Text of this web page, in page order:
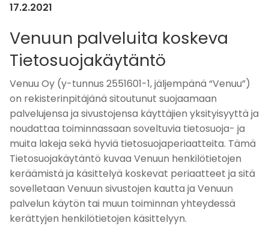
17.2.2021
Venuun palveluita koskeva
Tietosuojakäytäntö
Venuu Oy (y-tunnus 2551601-1, jäljempänä “Venuu”)
on rekisterinpitäjänä sitoutunut suojaamaan
palvelujensa ja sivustojensa käyttäjien yksityisyyttä ja
noudattaa toiminnassaan soveltuvia tietosuoja- ja
muita lakeja sekä hyviä tietosuojaperiaatteita. Tämä
Tietosuojakäytäntö kuvaa Venuun henkilötietojen
keräämistä ja käsittelyä koskevat periaatteet ja sitä
sovelletaan Venuun sivustojen kautta ja Venuun
palvelun käytön tai muun toiminnan yhteydessä
kerättyjen henkilötietojen käsittelyyn.